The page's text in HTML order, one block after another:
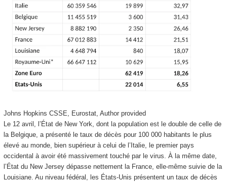
Johns Hopkins CSSE, Eurostat, Author provided
Le 12 avril, l’État de New York, dont la population est le double de celle de
la Belgique, a présenté le taux de décès pour 100 000 habitants le plus
élevé au monde, bien supérieur à celui de l’Italie, le premier pays
occidental à avoir été massivement touché par le virus. À la même date,
l’État du New Jersey dépasse nettement la France, elle-même suivie de la
Louisiane. Au niveau fédéral, les États-Unis présentent un taux de décès